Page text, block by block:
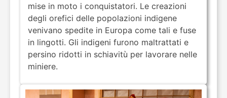
mise in moto i conquistatori. Le creazioni
degli orefici delle popolazioni indigene
venivano spedite in Europa come tali e fuse
in lingotti. Gli indigeni furono maltrattati e
persino ridotti in schiavitù per lavorare nelle
miniere.